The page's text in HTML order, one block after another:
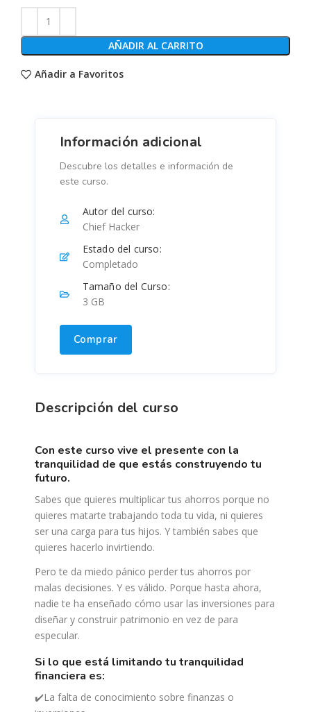
AÑADIR AL CARRITO
Añadir a Favoritos
Descripción del curso
con este curso vive el presente con la
tranquilidad de que estás construyendo tu
futuro.
Sabes que quieres multiplicar tus ahorros porque no
quieres matarte trabajando toda tu vida, ni quieres
ser una carga para tus hijos. Y también sabes que
quieres hacerlo invirtiendo.
Pero te da miedo pánico perder tus ahorros por
malas decisiones. Y es válido. Porque hasta ahora,
nadie te ha enseñado cómo usar las inversiones para
diseñar y construir patrimonio en vez de para
especular.
si lo que está limitando tu tranquilidad
financiera es:
✔️La falta de conocimiento sobre finanzas o
Información adicional
Descubre los detalles e información de
este curso.
Autor del curso:
Chief Hacker
Estado del curso:
Completado
Tamaño del Curso:
3 GB
Comprar